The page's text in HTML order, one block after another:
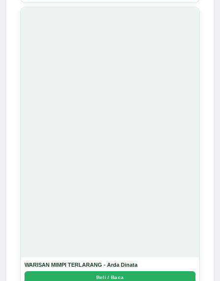
WARISAN MIMPI TERLARANG - Arda Dinata
Beli / Baca